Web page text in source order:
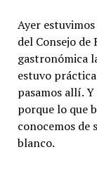
Ayer
del Consejo de
gastronómica
estuvo
pasamos allí.
porque lo que
conocemos de
blanco.